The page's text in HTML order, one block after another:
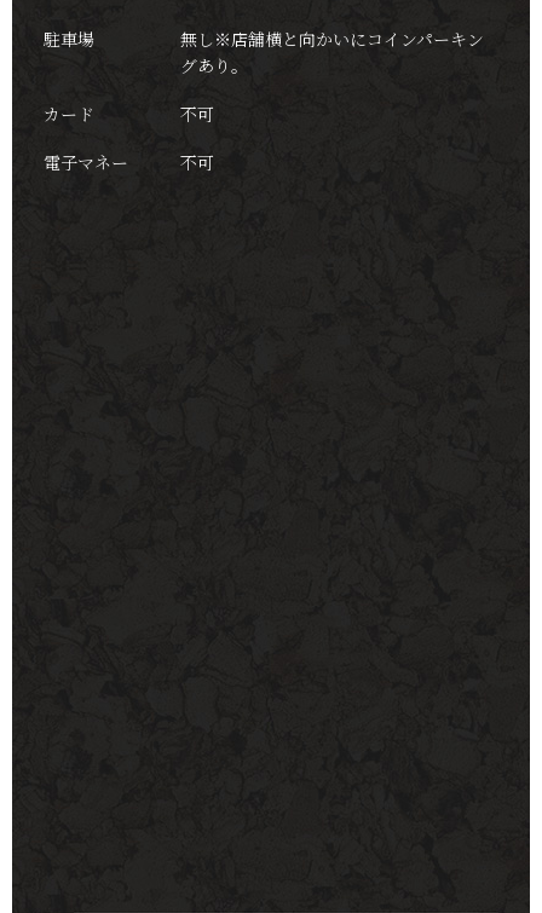
駐車場
無し※店舗横と向かいにコインパーキン
グあり。
カード
不可
電子マネー
不可